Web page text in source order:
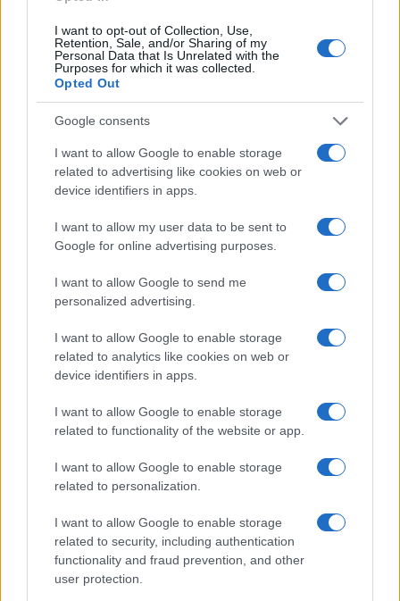
I want to opt-out of Collection, Use,
Retention, Sale, and/or Sharing of my
Personal Data that Is Unrelated with the
Purposes for which it was collected.
Opted Out
Google consents
I want to allow Google to enable storage
related to advertising like cookies on web or
device identifiers in apps.
I want to allow my user data to be sent to
Google for online advertising purposes.
I want to allow Google to send me
personalized advertising.
I want to allow Google to enable storage
related to analytics like cookies on web or
device identifiers in apps.
I want to allow Google to enable storage
related to functionality of the website or app.
I want to allow Google to enable storage
related to personalization.
I want to allow Google to enable storage
related to security, including authentication
functionality and fraud prevention, and other
user protection.
Questo, a mio parere, è un vero e proprio
accanimento digitale, che ci dimostra
l’incapacità profonda di accettare il lutto e,
soprattutto, la realtà: manipolare artatamente il
volto di un defunto per renderlo più gradevole, né
più né meno come si fa con i post su Instagram,
equivale a profanare la sacralità della memoria,
calpestando la dignità stessa della persona.
Eppure i nostri avi latini fondavano la civiltà sul
culto dellapietas, un rispetto sacro e inviolabile
per i defunti e per la memoria familiare. È amaro
constatare che, in nome della modernità
tecnologica, abbiamo smarrito proprio quella